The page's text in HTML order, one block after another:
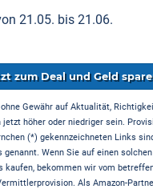
21.05. bis 21.06.
zum Deal und Geld
Gewähr auf Aktualität,
jetzt höher oder niedriger sein.
(*) gekennzeichneten Links
genannt. Wenn Sie auf einen
kaufen, bekommen wir vom
Als Amazon-